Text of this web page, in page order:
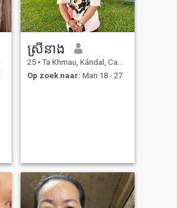
ស្រីនាង
25 • Ta Khmau, Kândal, Cambodja
Op zoek naar: Man 18 - 27